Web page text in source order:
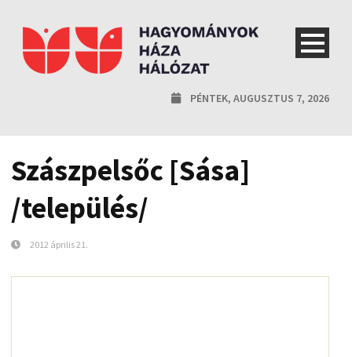
PÉNTEK, AUGUSZTUS 7, 2026
Szászpelsőc [Sása]
/település/
2012 április 21.